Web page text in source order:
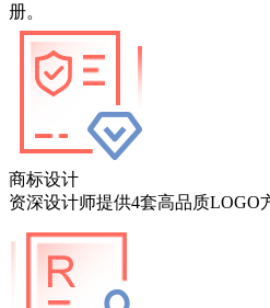
册。
商标设计
资深设计师提供4套高品质LOGO